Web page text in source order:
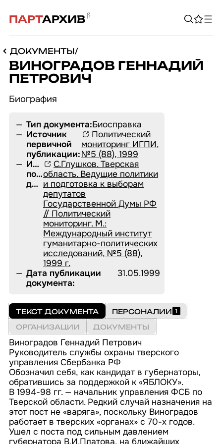
ПЕРСОНАЛИИ
ОРГАНИЗАЦИИ
ДОКУМЕНТЫ
БИБЛИОТЕКА
АВТОРЫИЗДАНИЯ
ПРОИЗВЕДЕНИЯЛИТЕРАТУРА
ПЕРИОДИКАЛИСТОВКИ
О ПРОЕКТЕ
ПАРТАРХИВ
ДОКУМЕНТЫ/
ВИНОГРАДОВ ГЕННАДИЙ
ПЕТРОВИЧ
Био­гра­фия
Тип документа:Биосправка
Источник
первичной
публикации:
Политический
мониторинг ИГПИ,
№5 (88), 1999
Источник
получения
документа:
С.Глушков. Тверская
область. Ведущие политики
и подготовка к выборам
депутатов
Государственной Думы РФ
// Политический
мониторинг. М.:
Международный институт
гуманитарно-политических
исследований, №5 (88),
1999 г.
Дата публикации
документа:
31.05.1999
ТЕКСТ ДОКУМЕНТА
Виноградов Геннадий Петрович
Руководитель службы охраны тверского
управления Сбербанка РФ
Обозначил себя, как кандидат в губернаторы,
обратившись за поддержкой к «ЯБЛОКУ».
В 1994-98 гг. — начальник управления ФСБ по
Тверской области. Редкий случай назначения на
этот пост не «варяга», поскольку Виноградов
работает в тверских «органах» с 70-х годов.
Ушел с поста под сильным давлением
губернатора В.И.Платова, на ближайших
ПЕРСОНАЛИИ 1
ОРГАНИЗАЦИИ ДОКУМЕНТЫ